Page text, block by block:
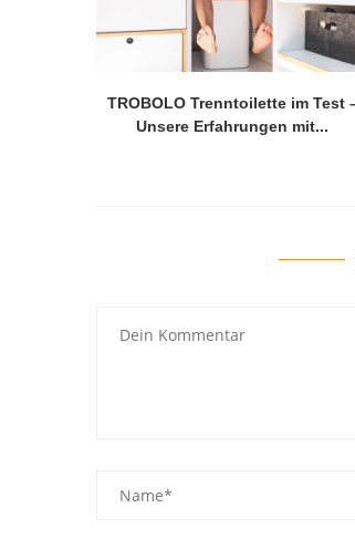
TROBOLO Trenntoilette im Test
Unsere Erfahrungen mit...